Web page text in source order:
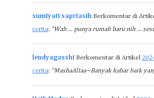
sumiyati sapriasih Berkomentar di
cerita: “Wah ... punya rumah baru nih ...
lendyagasshi Berkomentar di Artikel
cerita: “MashaAllaa~Banyak kabar baik